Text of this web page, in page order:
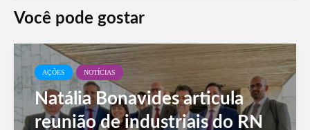
Você pode gostar
AÇÕES NOTÍCIAS
Natália Bonavides articula
reunião de industriais do RN